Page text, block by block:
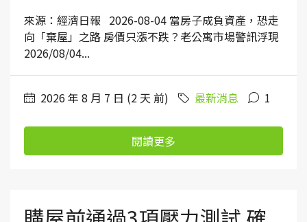
來源：經濟日報 2026-08-04 當房子成負資產，恐走
向「棄屋」之路 房價只漲不跌？老公寓市場警訊浮現
2026/08/04...
2026 年 8 月 7 日 (2 天 前) 最新消息 1
閱讀更多